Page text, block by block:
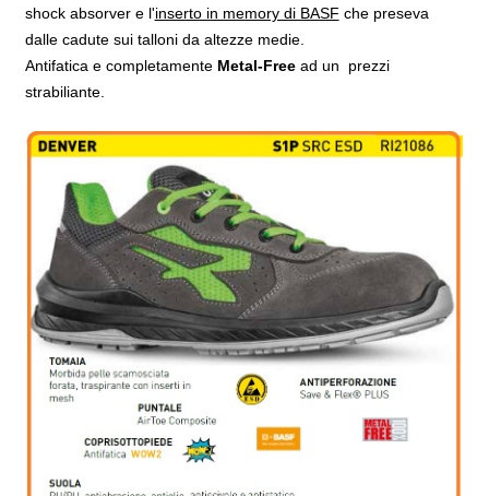
shock absorver e l'inserto in memory di BASF che preseva
dalle cadute sui talloni da altezze medie.
Antifatica e completamente Metal-Freead un prezzi
strabiliante.